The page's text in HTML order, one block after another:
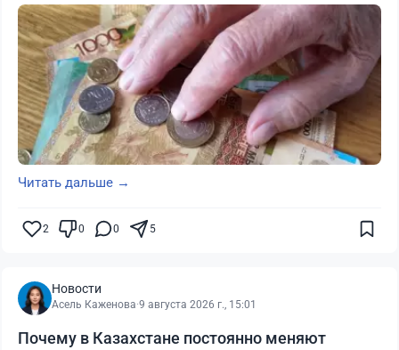
Читать дальше →
2 0 0 5
Новости
Асель Каженова·9 августа 2026 г., 15:01
Почему в Казахстане постоянно меняют